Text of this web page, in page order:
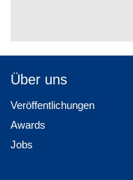
Über uns
Veröffentlichungen
Awards
Jobs